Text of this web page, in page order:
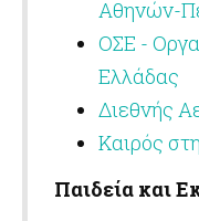
Αθηνών-
ΟΣΕ -
Ελλάδας
Διεθνής
Καιρός
Παιδεία και